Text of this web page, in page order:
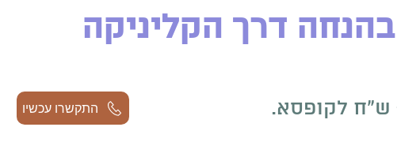
דרך הקליניקה
התקשרו עכשיו